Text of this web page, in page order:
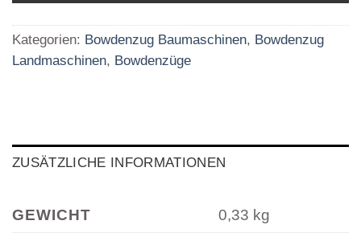
Kategorien: Bowdenzug Baumaschinen, Bowdenzug
Landmaschinen, Bowdenzüge
ZUSÄTZLICHE INFORMATIONEN
GEWICHT 0,33 kg